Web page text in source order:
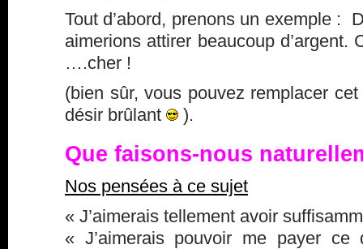
Tout d’abord, prenons un exemple :
aimerions attirer beaucoup d’argent.
….cher !
(bien sûr, vous pouvez remplacer
désir brûlant
).
Que faisons-nous
Nos pensées à ce sujet
« J’aimerais tellement avoir
« J’aimerais pouvoir me payer